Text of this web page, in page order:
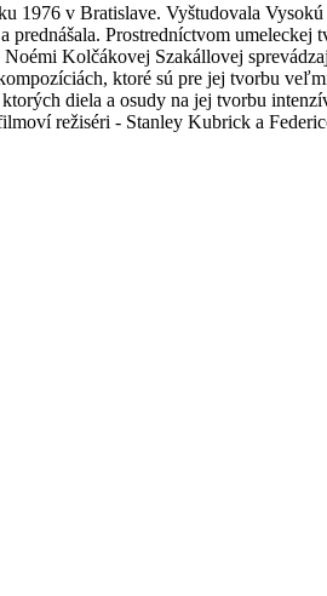
1976 v Bratislave. Vyštudovala
prednášala. Prostredníctvom
Kolčákovej Szakállovej
ktoré sú pre jej tvorbu
diela a osudy na jej tvorbu
režiséri - Stanley Kubrick a